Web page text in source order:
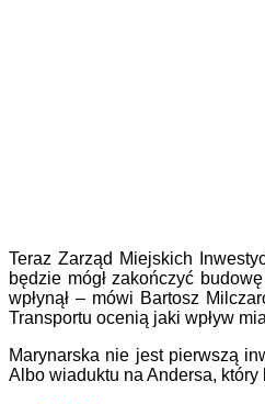
Teraz Zarząd Miejskich
będzie mógł zakończyć
wpłynął – mówi Bartosz
Transportu ocenią jaki wpływ
Marynarska nie jest pierwszą
Albo wiaduktu na Andersa, który